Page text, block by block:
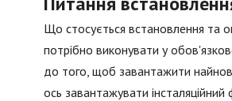
Що стосується встановлення та
потрібно виконувати у
до того, щоб завантажити
ось завантажувати